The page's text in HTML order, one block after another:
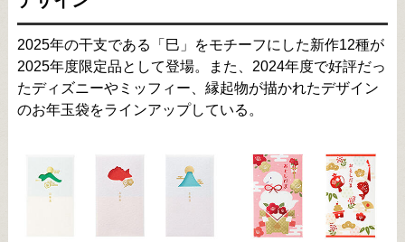
2025年の干支である「巳」をモチーフにした新作12種が
2025年度限定品として登場。また、2024年度で好評だっ
たディズニーやミッフィー、縁起物が描かれたデザイン
のお年玉袋をラインアップしている。